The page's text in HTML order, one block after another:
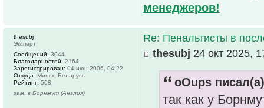
менеджеров!
Re: Пенальтисты в
thesubj 24 окт 2025,
oOups
так как у
thesubj
Эксперт
Сообщений: 3044
Благодарностей: 2164
Зарегистрирован: 04 июн 2006, 04:22
Откуда: Минск, Беларусь
Рейтинг: 508
зам. в Борнмут (Англия)